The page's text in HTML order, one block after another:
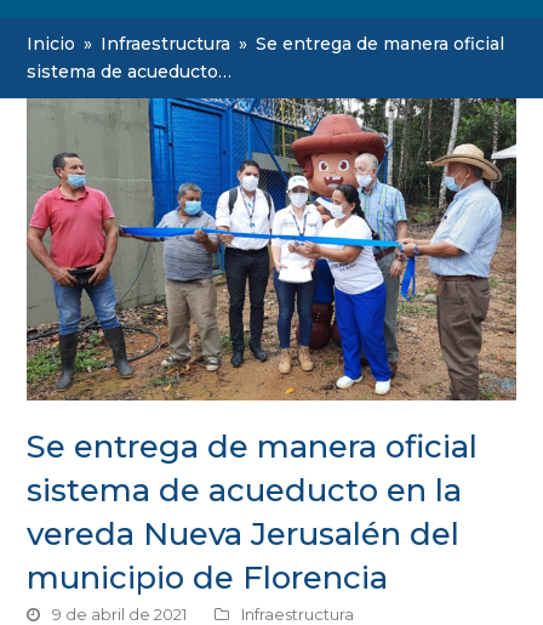
Inicio » Infraestructura » Se entrega de manera oficial
sistema de acueducto…
Se entrega de manera oficial
sistema de acueducto en la
vereda Nueva Jerusalén del
municipio de Florencia
9 de abril de 2021 Infraestructura